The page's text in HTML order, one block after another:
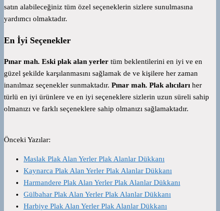
satın alabileceğiniz tüm özel seçeneklerin sizlere sunulmasına
yardımcı olmaktadır.
En İyi Seçenekler
Pınar mah. Eski plak alan yerler tüm beklentilerini en iyi ve en
güzel şekilde karşılanmasını sağlamak de ve kişilere her zaman
inanılmaz seçenekler sunmaktadır. Pınar mah. Plak alıcıları her
türlü en iyi ürünlere ve en iyi seçeneklere sizlerin uzun süreli sahip
olmanızı ve farklı seçeneklere sahip olmanızı sağlamaktadır.
Önceki Yazılar:
Maslak Plak Alan Yerler Plak Alanlar Dükkanı
Kaynarca Plak Alan Yerler Plak Alanlar Dükkanı
Harmandere Plak Alan Yerler Plak Alanlar Dükkanı
Gülbahar Plak Alan Yerler Plak Alanlar Dükkanı
Harbiye Plak Alan Yerler Plak Alanlar Dükkanı